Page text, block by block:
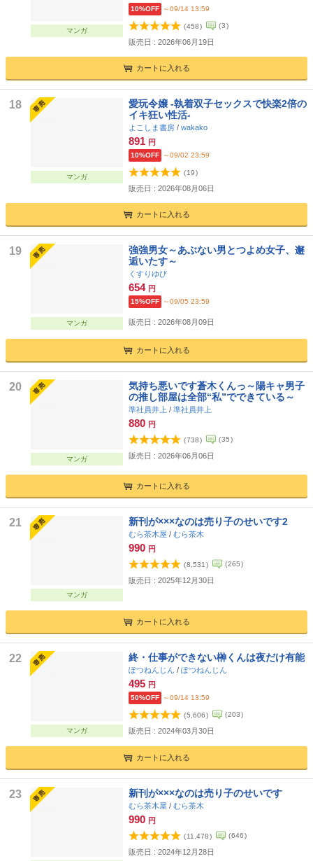
マンガ
10%OFF ～09/14 13:59
(458) (3)
販売日 : 2026年06月19日
カートに入れる
18
マンガ
愛玩令嬢 -執着双子セックスで快楽2倍の
イキ狂い性活-
よこしま書房 / wakako
891 円
10%OFF ～09/02 23:59
(19)
販売日 : 2026年08月06日
カートに入れる
19
マンガ
強強男女～あぶない男とつよめ女子、邂
逅いたす～
くすりゆび
654 円
15%OFF ～09/05 23:59
販売日 : 2026年08月09日
カートに入れる
20
マンガ
気持ち悪いです蒼木くんっ～陽キャ男子
の推し部屋は全部“私”でできている～
準社員井上 / 準社員井上
880 円
(738) (35)
販売日 : 2026年06月06日
カートに入れる
21
マンガ
新刊が×××なのは売り子のせいです2
むら茶木屋 / むら茶木
990 円
(8,531 ) (265)
販売日 : 2025年12月30日
カートに入れる
22
マンガ
終・仕事ができない榊くんは夜だけ有能
ぽつねんじん / ぽつねんじん
495 円
50%OFF ～09/14 13:59
(5,606) (203)
販売日 : 2024年03月30日
カートに入れる
23 新刊が×××なのは売り子のせいです
むら茶木屋 / むら茶木
990 円
(11,478) (646)
販売日 : 2024年12月28日